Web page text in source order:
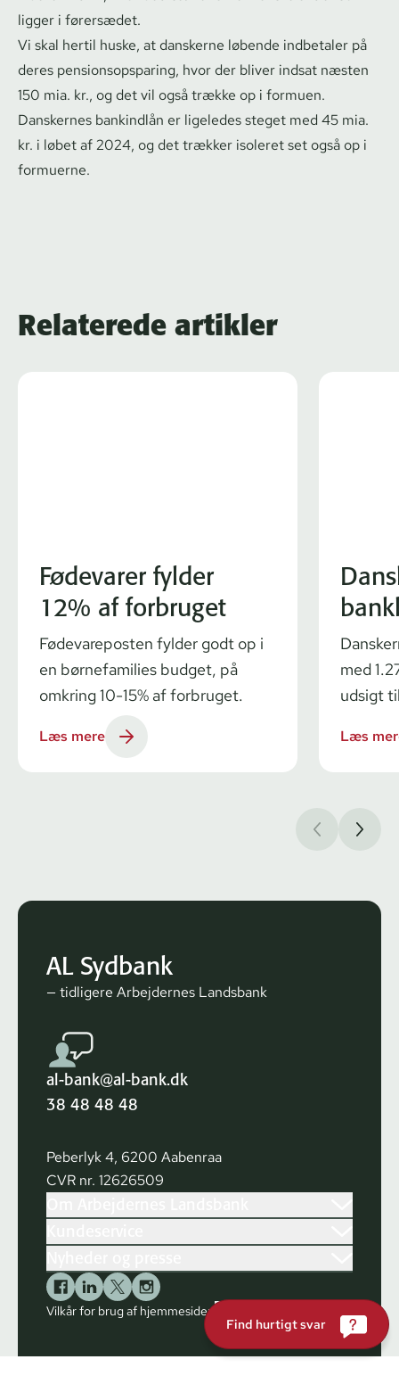
ligger i førersædet.
Vi skal hertil huske, at danskerne løbende indbetaler på
deres pen­sions­op­spa­ring, hvor der bliver indsat næsten
150 mia. kr., og det vil også trække op i formuen.
Danskernes bankindlån er ligeledes steget med 45 mia.
kr. i løbet af 2024, og det trækker isoleret set også op i
formuerne.
Relaterede artikler
Fødevarer fylder
12% af forbruget
Fødevareposten fylder godt op i
en børnefamilies budget, på
omkring 10-15% af forbruget.
Læs mere
med
udsigt
Læs
AL Sydbank
— tidligere Arbejdernes Landsbank
al-bank@al-bank.dk
38 48 48 48
Peberlyk 4, 6200 Aabenraa
CVR nr. 12626509
Vilkår for brug af hjemmesiden
Find hurtigt svar